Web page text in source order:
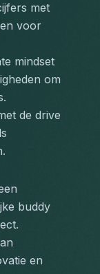
met
voor
mindset
om
de drive
buddy
en